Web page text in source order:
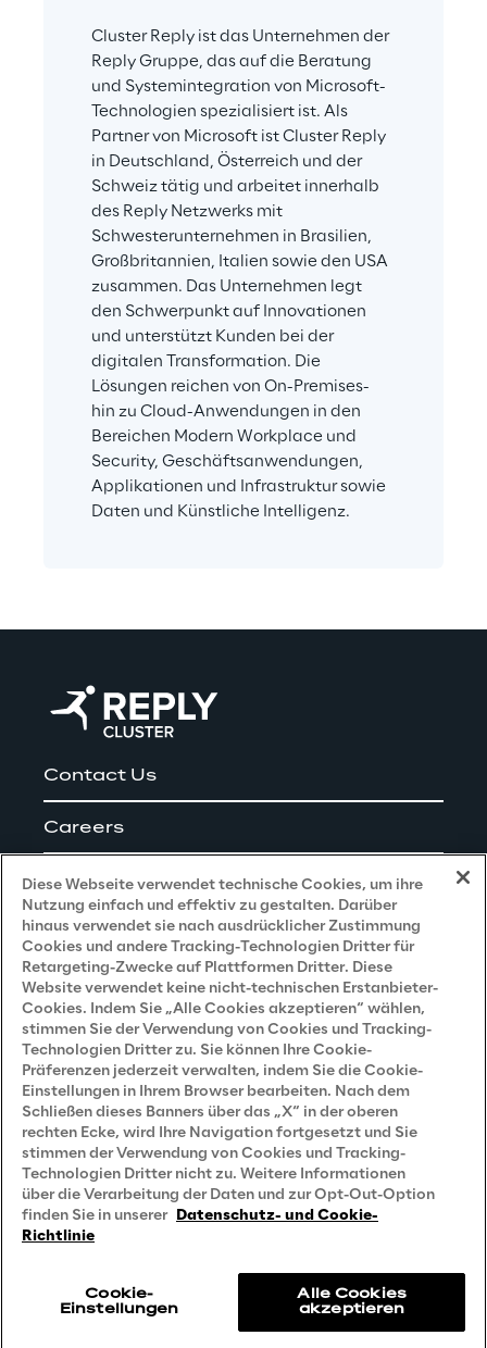
Cluster Reply ist das Unternehmen der
Reply Gruppe, das auf die Beratung
und Systemintegration von Microsoft-
Technologien spezialisiert ist. Als
Partner von Microsoft ist Cluster Reply
in Deutschland, Österreich und der
Schweiz tätig und arbeitet innerhalb
des Reply Netzwerks mit
Schwesterunternehmen in Brasilien,
Großbritannien, Italien sowie den USA
zusammen. Das Unternehmen legt
den Schwerpunkt auf Innovationen
und unterstützt Kunden bei der
digitalen Transformation. Die
Lösungen reichen von On-Premises-
hin zu Cloud-Anwendungen in den
Bereichen Modern Workplace und
Security, Geschäftsanwendungen,
Applikationen und Infrastruktur sowie
Daten und Künstliche Intelligenz.
Contact Us
Careers
Impressum
Privacy and Legal
Datenschutz- und Cookie Richtlinie
Datenschutzhinweis(Bewerber)
Datenschutzhinweis (Kunden)
Datenschutzhinweis(Dienstleister)
Datenschutzhinweis(Marketing)
Grundsatzerklärung - LKSG (Deutschland)
Diese Webseite verwendet technische Cookies, um ihre
Nutzung einfach und effektiv zu gestalten. Darüber
hinaus verwendet sie nach ausdrücklicher Zustimmung
Cookies und andere Tracking-Technologien Dritter für
Retargeting-Zwecke auf Plattformen Dritter. Diese
Website verwendet keine nicht-technischen Erstanbieter-
Cookies. Indem Sie „Alle Cookies akzeptieren“ wählen,
stimmen Sie der Verwendung von Cookies und Tracking-
Technologien Dritter zu. Sie können Ihre Cookie-
Präferenzen jederzeit verwalten, indem Sie die Cookie-
Einstellungen in Ihrem Browser bearbeiten. Nach dem
Schließen dieses Banners über das „X“ in der oberen
rechten Ecke, wird Ihre Navigation fortgesetzt und Sie
stimmen der Verwendung von Cookies und Tracking-
Technologien Dritter nicht zu. Weitere Informationen
über die Verarbeitung der Daten und zur Opt-Out-Option
finden Sie in unserer Datenschutz- und Cookie-
Richtlinie
Cookie-
Einstellungen
Alle Cookies
akzeptieren